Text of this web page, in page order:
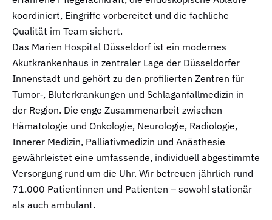
koordiniert, Eingriffe vorbereitet und die fachliche
Qualität im Team sichert.
Das Marien Hospital Düsseldorf ist ein modernes
Akutkrankenhaus in zentraler Lage der Düsseldorfer
Innenstadt und gehört zu den profilierten Zentren für
Tumor‑, Bluterkrankungen und Schlaganfallmedizin in
der Region. Die enge Zusammenarbeit zwischen
Hämatologie und Onkologie, Neurologie, Radiologie,
Innerer Medizin, Palliativmedizin und Anästhesie
gewährleistet eine umfassende, individuell abgestimmte
Versorgung rund um die Uhr. Wir betreuen jährlich rund
71.000 Patientinnen und Patienten – sowohl stationär
als auch ambulant.